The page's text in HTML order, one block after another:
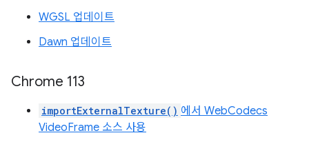
WGSL 업데이트
Dawn 업데이트
Chrome 113
importExternalTexture() 에서 WebCodecs
VideoFrame 소스 사용